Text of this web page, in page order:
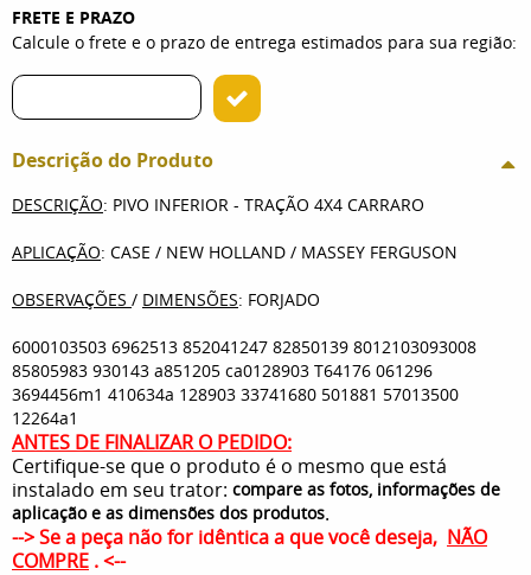
FRETE E PRAZO
Calcule o frete e o prazo de entrega estimados para sua região:
Descrição do Produto
DESCRIÇÃO: PIVO INFERIOR - TRAÇÃO 4X4 CARRARO
APLICAÇÃO: CASE / NEW HOLLAND / MASSEY FERGUSON
OBSERVAÇÕES / DIMENSÕES: FORJADO
6000103503 6962513 852041247 82850139 8012103093008
85805983 930143 a851205 ca0128903 T64176 061296
3694456m1 410634a 128903 33741680 501881 57013500
12264a1
ANTES DE FINALIZAR O PEDIDO:
Certifique-se que o produto é o mesmo que está
instalado em seu trator: compare as fotos, informações de
aplicação e as dimensões dos produtos.
--> Se a peça não for idêntica a que você deseja, NÃO
COMPRE . <--